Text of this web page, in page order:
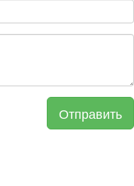
Отправить